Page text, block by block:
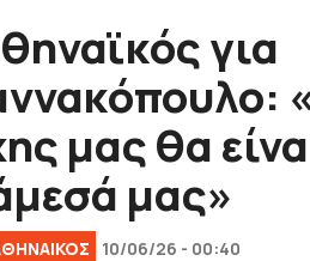
για
μας θα
μας»
10/06/26 - 00:40